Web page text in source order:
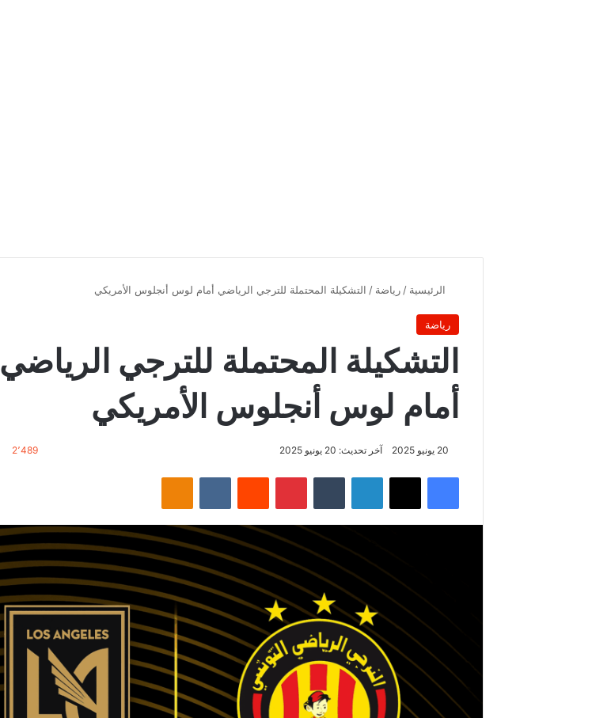
الرئيسية / رياضة / التشكيلة المحتملة للترجي الرياضي أمام لوس أنجلوس الأمريكي
رياضة
التشكيلة المحتملة للترجي الرياضي
أمام لوس أنجلوس الأمريكي
20 يونيو 2025 آخر تحديث: 20 يونيو 2025 2٬489
فيسبوك لينكدإن بينتيريست